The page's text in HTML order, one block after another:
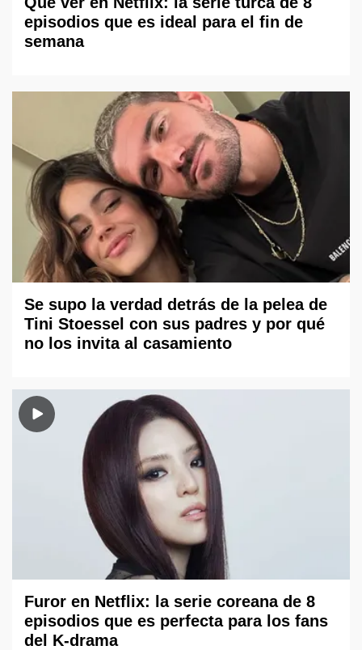
episodios que es ideal para el fin de
semana
Se supo la verdad detrás de la pelea de
Tini Stoessel con sus padres y por qué
no los invita al casamiento
Furor en Netflix: la serie coreana de 8
episodios que es perfecta para los fans
del K-drama